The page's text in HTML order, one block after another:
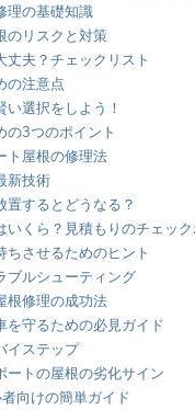
理の基礎知識
のリスクと対策
夫？チェックリスト
の注意点
選択をしよう！
の3つのポイント
ト屋根の修理法
新技術
するとどうなる？
くら？見積もりのチェック
させるためのヒント
ブルシューティング
根修理の成功法
を守るための必見ガイド
イステップ
ートの屋根の劣化サイン
向けの簡単ガイド